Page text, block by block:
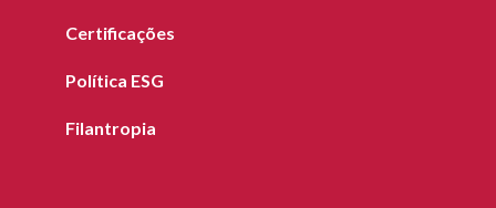
Certificações
Política ESG
Filantropia